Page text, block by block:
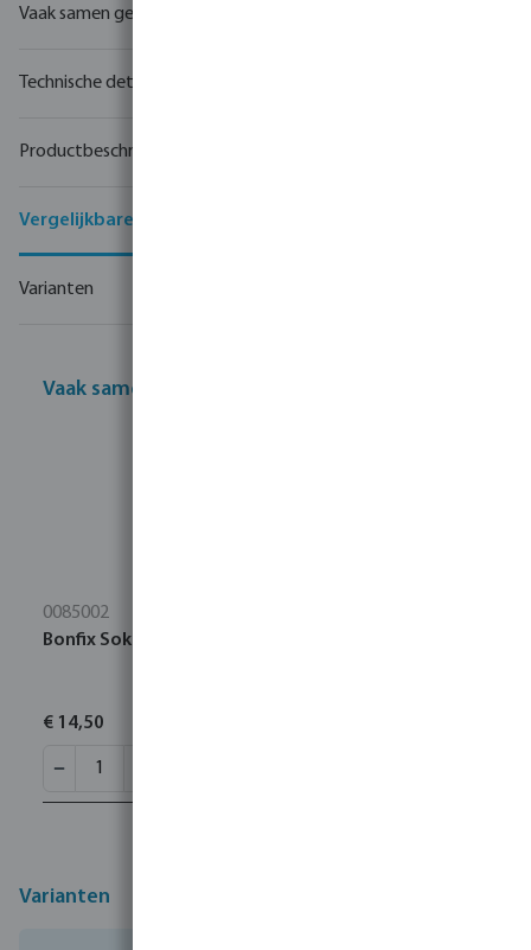
Vaak samen gekocht
Technische details
Productbeschrijving
Vergelijkbare producten
Varianten
Vaak samen gekocht
0085002
Bonfix Sok RVS 316L 22 mm pers KIWA
€ 14,50
Varianten